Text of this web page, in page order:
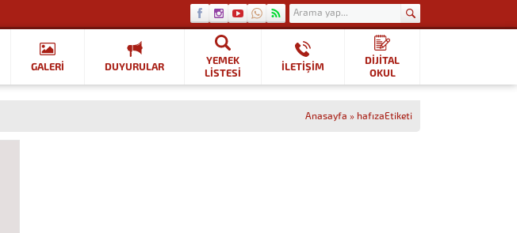
GALERİ DUYURULAR
YEMEK
LISTESI
İLETİŞİM
DİJİTAL
OKUL
Anasayfa » hafızaEtiketi